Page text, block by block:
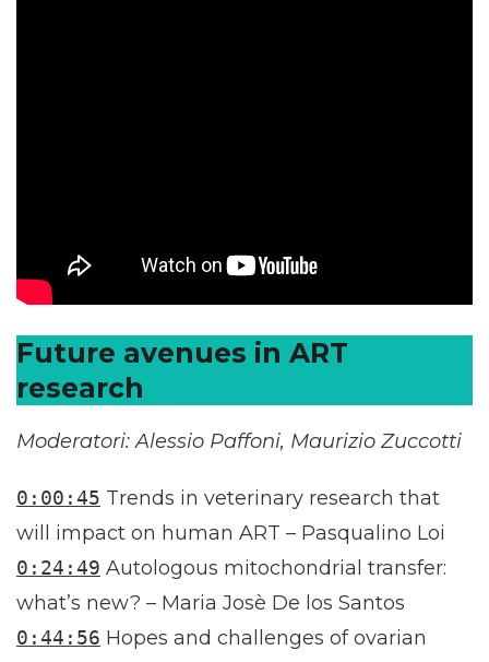
Future avenues in ART
research
Moderatori: Alessio Paffoni, Maurizio Zuccotti
0:00:45 Trends in veterinary research that
will impact on human ART – Pasqualino Loi
0:24:49 Autologous mitochondrial transfer:
what’s new? – Maria Josè De los Santos
0:44:56 Hopes and challenges of ovarian